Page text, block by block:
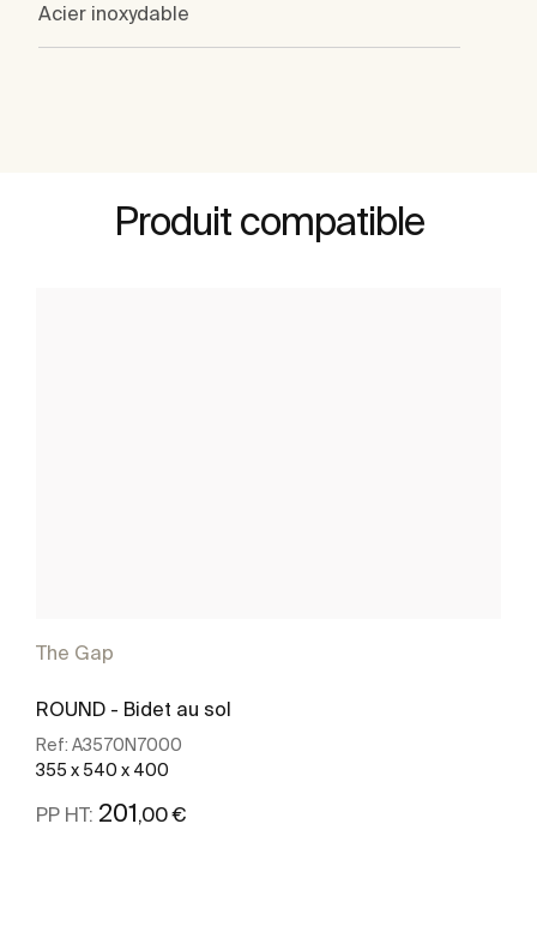
Acier inoxydable
Produit compatible
The Gap
ROUND - Bidet au sol
Ref: A3570N7000
355 x 540 x 400
PP HT: 201,00 €